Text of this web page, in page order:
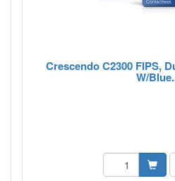
Crescendo C2300 FIPS,
W/